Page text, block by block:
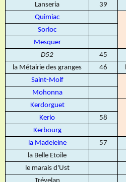
Lanseria
39
Quimiac
Sorloc
Mesquer
D52
45
la Métairie des granges
46
Saint-Molf
Mohonna
Kerdorguet
Kerlo
58
Kerbourg
la Madeleine
57
la Belle Etoile
le marais d'Ust